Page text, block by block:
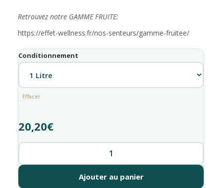
Retrouvez notre GAMME FRUITE:
https://effet-wellness.fr/nos-senteurs/gamme-fruitee/
Conditionnement
Effacer
20,20€
quantité
de
Fragrance
Miel
Ajouter au panier